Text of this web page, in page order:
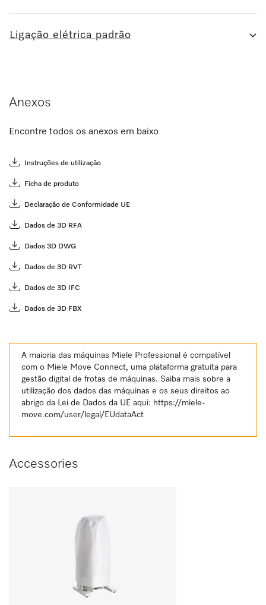
Ligação elétrica padrão
Anexos
Encontre todos os anexos em baixo
Instruções de utilização
Ficha de produto
Declaração de Conformidade UE
Dados de 3D RFA
Dados 3D DWG
Dados de 3D RVT
Dados de 3D IFC
Dados de 3D FBX
A maioria das máquinas Miele Professional é compatível
com o Miele Move Connect, uma plataforma gratuita para
gestão digital de frotas de máquinas. Saiba mais sobre a
utilização dos dados das máquinas e os seus direitos ao
abrigo da Lei de Dados da UE aqui: https://miele-
move.com/user/legal/EUdataAct
Accessories